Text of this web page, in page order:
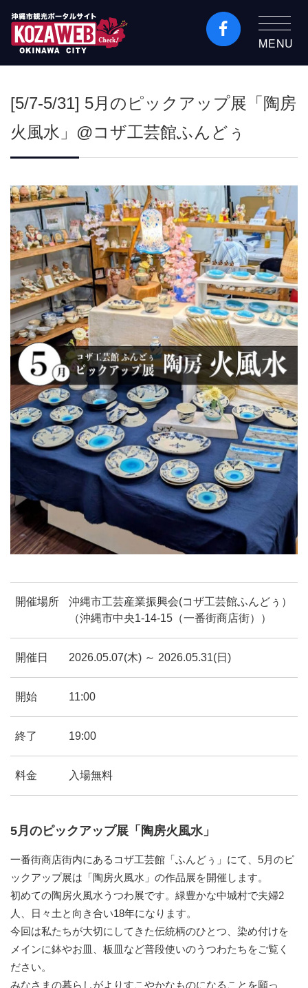
沖縄市観光ポータルコ
縄市コザの表も裏も楽
MENU
[5/7-5/31] 5月のピックアップ展「陶房
火風水」@コザ工芸館ふんどぅ
開催場所
沖縄市工芸産業振興会(コザ工芸館ふんどぅ）
（沖縄市中央1-14-15（一番街商店街））
開催日 2026.05.07(木) ～ 2026.05.31(日)
開始 11:00
終了 19:00
料金 入場無料
5月のピックアップ展「陶房火風水」
一番街商店街内にあるコザ工芸館「ふんどぅ」にて、5月のピ
ックアップ展は「陶房火風水」の作品展を開催します。
初めての陶房火風水うつわ展です。緑豊かな中城村で夫婦2
人、日々土と向き合い18年になります。
今回は私たちが大切にしてきた伝統柄のひとつ、染め付けを
メインに鉢やお皿、板皿など普段使いのうつわたちをご覧く
ださい。
みなさまの暮らしがよりすこやかなものになることを願っ